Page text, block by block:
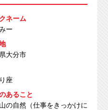
ネーム
ー
大分市
座
あること
山の自然（仕事をきっかけに